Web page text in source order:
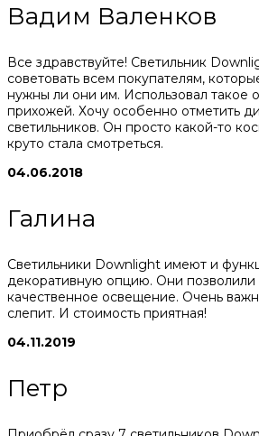
Вадим Валенков
Все здравствуйте! Светильник
советовать всем покупателям,
нужны ли они им. Использовал такое
прихожей. Хочу особенно отметить
светильников. Он просто какой-то
круто стала смотреться.
04.06.2018
Галина
Светильники Downlight имеют и
декоративную опцию. Они позволили
качественное освещение. Очень
слепит. И стоимость приятная!
04.11.2019
Петр